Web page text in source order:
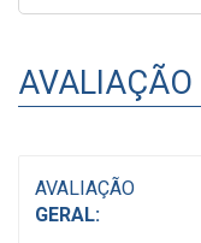
AVALIAÇÃO
AVALIAÇÃO
GERAL: